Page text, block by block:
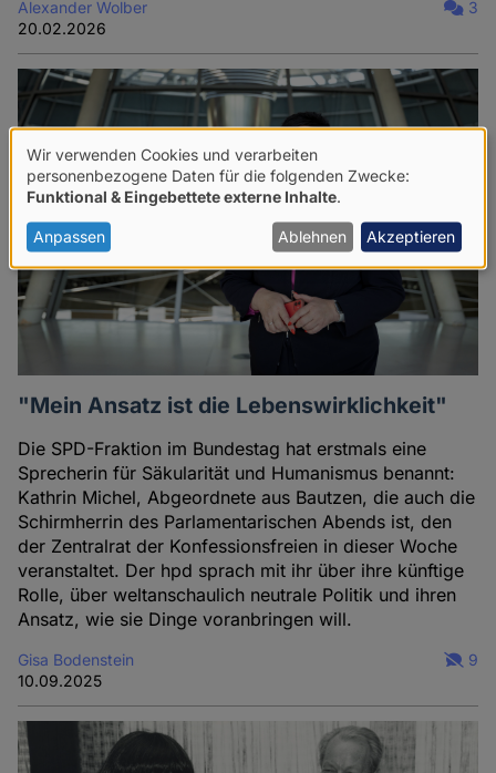
Alexander Wolber
20.02.2026
3
"Mein Ansatz ist die Lebenswirklichkeit"
Die SPD-Fraktion im Bundestag hat erstmals eine
Sprecherin für Säkularität und Humanismus benannt:
Kathrin Michel, Abgeordnete aus Bautzen, die auch die
Schirmherrin des Parlamentarischen Abends ist, den
der Zentralrat der Konfessionsfreien in dieser Woche
veranstaltet. Der hpd sprach mit ihr über ihre künftige
Rolle, über weltanschaulich neutrale Politik und ihren
Ansatz, wie sie Dinge voranbringen will.
Gisa Bodenstein
10.09.2025
9
Verwendung
von
personenbezogenen
Daten
und
Cookies
Wir verwenden Cookies und verarbeiten
personenbezogene Daten für die folgenden Zwecke:
Funktional & Eingebettete externe Inhalte
Anpassen Ablehnen Akzeptieren